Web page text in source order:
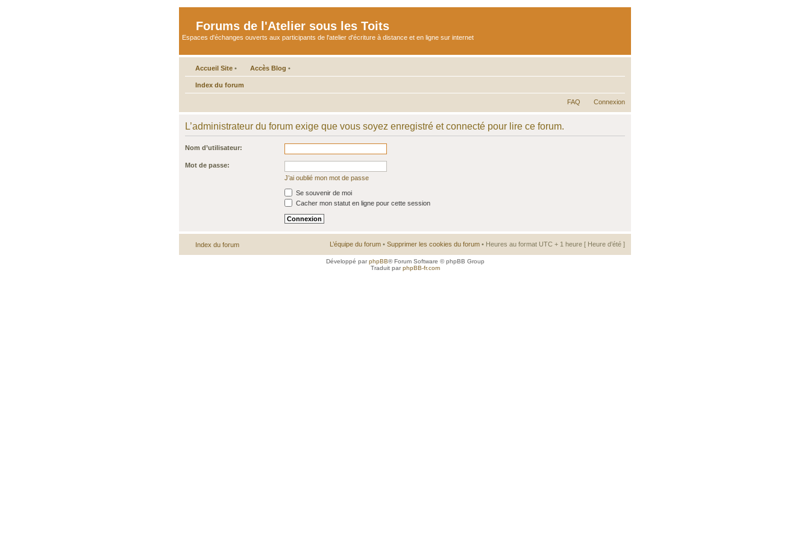
Forums de l'Atelier sous les Toits
Espaces d'échanges ouverts aux participants de l'atelier d'écriture à distance et en ligne sur internet
Accueil Site • Accès Blog •
Index du forum
FAQ Connexion
L’administrateur du forum exige que vous soyez enregistré et connecté pour lire ce forum.
Nom d’utilisateur:
Mot de passe:
J’ai oublié mon mot de passe
Se souvenir de moi
Cacher mon statut en ligne pour cette session
Index du forum L’équipe du forum • Supprimer les cookies du forum • Heures au format UTC + 1 heure [ Heure d’été ]
Développé parphpBB® Forum Software © phpBB Group
Traduit parphpBB-fr.com